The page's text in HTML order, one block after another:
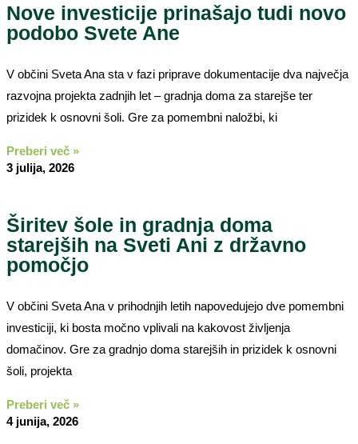
Nove investicije prinašajo tudi novo
podobo Svete Ane
V občini Sveta Ana sta v fazi priprave dokumentacije dva največja
razvojna projekta zadnjih let – gradnja doma za starejše ter
prizidek k osnovni šoli. Gre za pomembni naložbi, ki
Preberi več »
3 julija, 2026
Širitev šole in gradnja doma
starejših na Sveti Ani z državno
pomočjo
V občini Sveta Ana v prihodnjih letih napovedujejo dve pomembni
investiciji, ki bosta močno vplivali na kakovost življenja
domačinov. Gre za gradnjo doma starejših in prizidek k osnovni
šoli, projekta
Preberi več »
4 junija, 2026